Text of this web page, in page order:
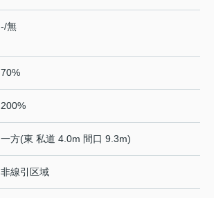
-/無
70%
200%
一方(東 私道 4.0m 間口 9.3m)
非線引区域